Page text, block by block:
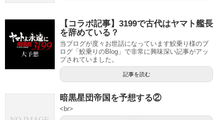
【コラボ記事】3199で古代はヤマト艦長
を辞めている？
当ブログが度々お世話になっています鮫乗り様のブ
ログ「鮫乗りのBlog」で非常に興味深い記事がアッ
プされていました。
記事を読む
暗黒星団帝国を予想する②
<br>